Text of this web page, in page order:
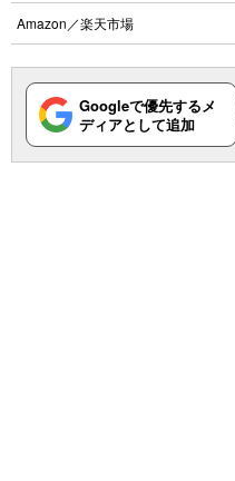
Amazon ／楽天市場
Googleで優先するメ
ディアとして追加